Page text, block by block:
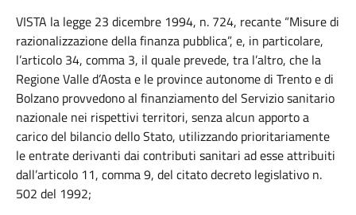
VISTA la legge 23 dicembre 1994, n. 724, recante “Misure di
razionalizzazione della finanza pubblica”, e, in particolare,
l’articolo 34, comma 3, il quale prevede, tra l’altro, che la
Regione Valle d’Aosta e le province autonome di Trento e di
Bolzano provvedono al finanziamento del Servizio sanitario
nazionale nei rispettivi territori, senza alcun apporto a
carico del bilancio dello Stato, utilizzando prioritariamente
le entrate derivanti dai contributi sanitari ad esse attribuiti
dall’articolo 11, comma 9, del citato decreto legislativo n.
502 del 1992;